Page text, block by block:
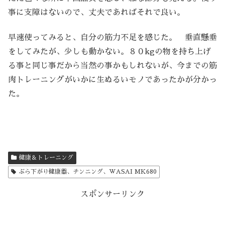
事に支障はないので、丈夫であればそれで良い。
早速使ってみると、自分の筋力不足を感じた。 垂直懸垂
をしてみたが、少しも動かない。８０kgの物を持ち上げ
る事と同じ事だから当然の事かもしれないが、今までの筋
肉トレーニングがいかに生ぬるいモノであったかが分かっ
た。
健康＆トレーニング
ぶら下がり健康器、チンニング、WASAI MK680
スポンサーリンク